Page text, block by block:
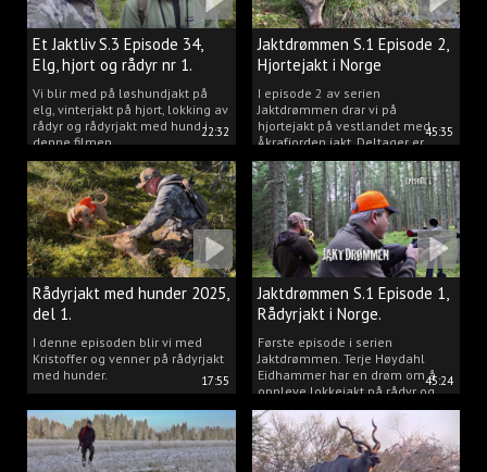
22:32
Et Jaktliv S.3 Episode 34,
Elg, hjort og rådyr nr 1.
2025
Vi blir med på løshundjakt på
elg, vinterjakt på hjort, lokking av
rådyr og rådyrjakt med hund i
denne filmen.
45:35
Jaktdrømmen S.1 Episode 2,
Hjortejakt i Norge
I episode 2 av serien
Jaktdrømmen drar vi på
hjortejakt på vestlandet med
Åkrafjorden jakt. Deltager er
Michelle Sofi Thomassen.
17:55
Rådyrjakt med hunder 2025,
del 1.
I denne episoden blir vi med
Kristoffer og venner på rådyrjakt
med hunder.
45:24
Jaktdrømmen S.1 Episode 1,
Rådyrjakt i Norge.
Første episode i serien
Jaktdrømmen. Terje Høydahl
Eidhammer har en drøm om å
oppleve lokkejakt på rådyr og
målet vårt er å gjøre den
drømmen til virkelighet.